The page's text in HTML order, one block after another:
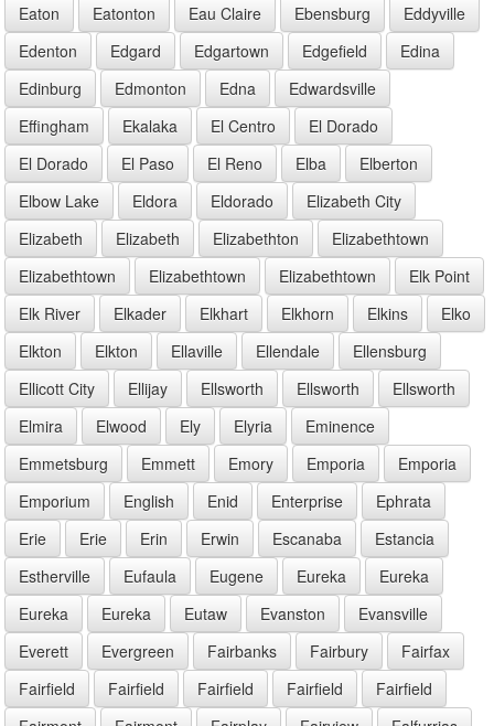
Eaton
Eatonton Eau Claire Ebensburg
Eddyville
Edenton
Edgard Edgartown Edgefield
Edina
Edinburg
Edmonton Edna
Edwardsville
Effingham
Ekalaka El Centro
El Dorado
El Dorado
El Paso El Reno Elba
Elberton
Elbow Lake
Eldora Eldorado
Elizabeth City
Elizabeth
Elizabeth Elizabethton
Elizabethtown
Elizabethtown
Elizabethtown Elizabethtown
Elk Point
Elk River
Elkader Elkhart Elkhorn Elkins
Elko
Elkton
Elkton Ellaville Ellendale
Ellensburg
Ellicott City
Ellijay Ellsworth Ellsworth
Ellsworth
Elmira
Elwood Ely Elyria
Eminence
Emmetsburg
Emmett Emory Emporia
Emporia
Emporium
English Enid Enterprise
Ephrata
Erie
Erie Erin Erwin Escanaba
Estancia
Estherville
Eufaula Eugene Eureka
Eureka
Eureka
Eureka Eutaw Evanston
Evansville
Everett
Evergreen Fairbanks Fairbury
Fairfax
Fairfield
Fairfield Fairfield Fairfield
Fairfield